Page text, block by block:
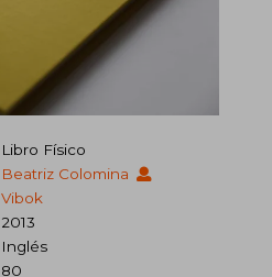
Libro Físico
Beatriz Colomina
Vibok
2013
Inglés
80